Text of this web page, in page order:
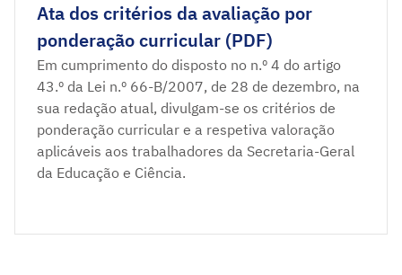
Ata dos critérios da avaliação por
ponderação curricular (PDF)
Em cumprimento do disposto no n.º 4 do artigo
43.º da Lei n.º 66-B/2007, de 28 de dezembro, na
sua redação atual, divulgam-se os critérios de
ponderação curricular e a respetiva valoração
aplicáveis aos trabalhadores da Secretaria-Geral
da Educação e Ciência.